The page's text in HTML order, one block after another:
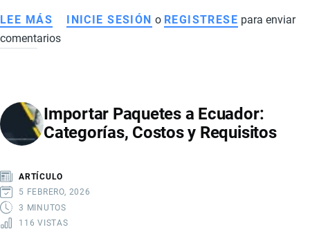
LEE MÁS SOBRE
FODINFA
X
4
INICIE SESIÓN o REGISTRESE para enviar
comentarios
Importar Paquetes a Ecuador:
Categorías, Costos y Requisitos
ARTÍCULO
5 FEBRERO, 2026
3 MINUTOS
116 VISTAS